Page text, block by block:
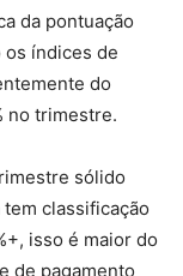
da pontuação
os índices de
do
no trimestre.
sólido
classificação
isso é maior do
de pagamento